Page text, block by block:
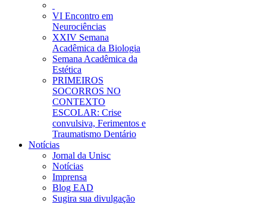
VI Encontro em
Neurociências
XXIV Semana
Acadêmica da Biologia
Semana Acadêmica da
Estética
PRIMEIROS
SOCORROS NO
CONTEXTO
ESCOLAR: Crise
convulsiva, Ferimentos e
Traumatismo Dentário
Notícias
Jornal da Unisc
Notícias
Imprensa
Blog EAD
Sugira sua divulgação